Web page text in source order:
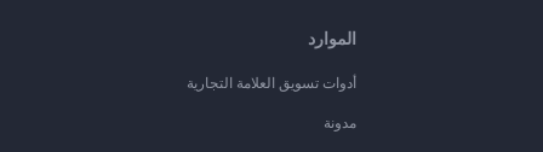
الموارد
أدوات تسويق العلامة التجارية
مدونة